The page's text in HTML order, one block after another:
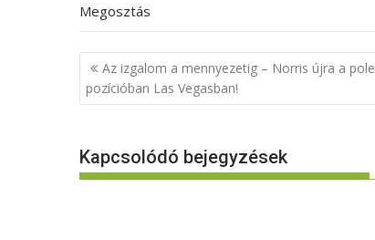
Megosztás
Bejegyzés
navigáció
Az izgalom a mennyezetig – Norris újra a
pozícióban Las Vegasban!
Kapcsolódó bejegyzések